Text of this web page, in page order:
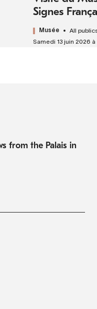
Signes
Musée
All
Samedi 13 juin 2026 à
from the Palais in